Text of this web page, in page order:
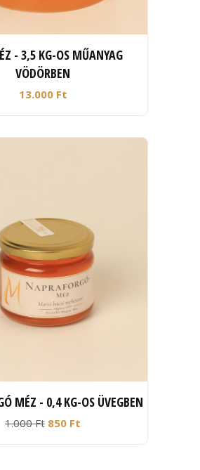
- 3,5 KG-OS MŰANYAG
VÖDÖRBEN
13.000 Ft
MÉZ - 0,4 KG-OS ÜVEGBEN
1.000 Ft 850 Ft